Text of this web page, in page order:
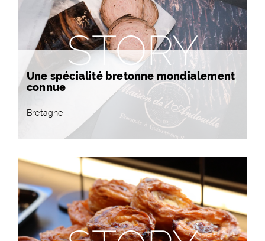
STORY
Une spécialité bretonne mondialement
connue
Bretagne